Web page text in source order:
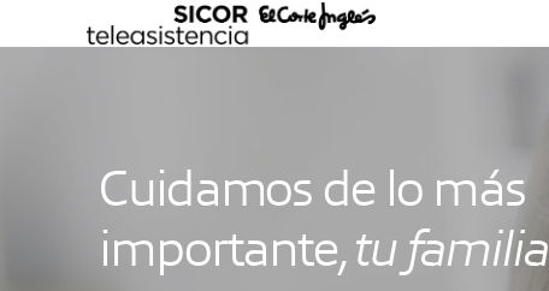
al
Cuidamos de lo más
importante,tu familia